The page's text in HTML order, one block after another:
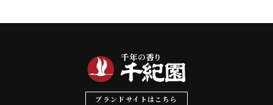
ブランドサイトはこちら